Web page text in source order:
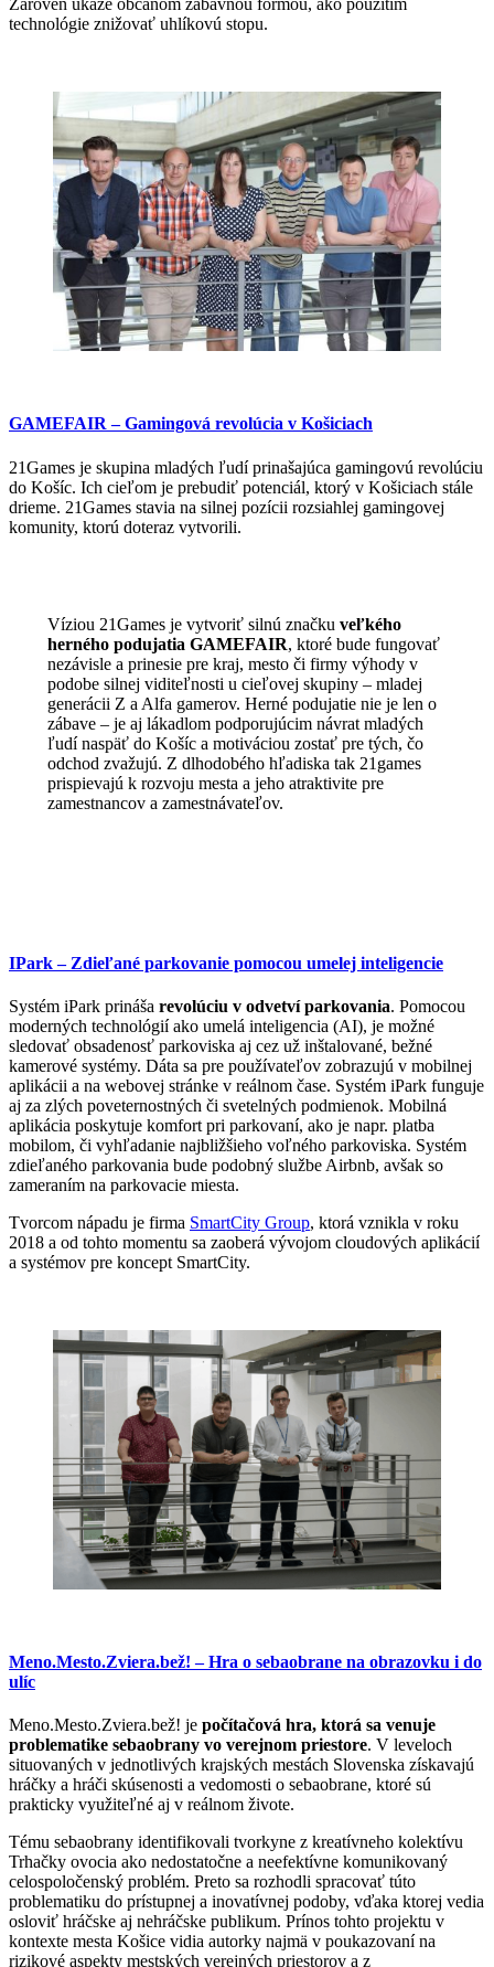
Zároveň ukáže občanom zábavnou formou, ako použitím
technológie znižovať uhlíkovú stopu.
GAMEFAIR – Gamingová revolúcia v Košiciach
21Games je skupina mladých ľudí prinašajúca gamingovú revolúciu
do Košíc. Ich cieľom je prebudiť potenciál, ktorý v Košiciach stále
drieme. 21Games stavia na silnej pozícii rozsiahlej gamingovej
komunity, ktorú doteraz vytvorili.
Víziou 21Games je vytvoriť silnú značku veľkého
herného podujatia GAMEFAIR, ktoré bude fungovať
nezávisle a prinesie pre kraj, mesto či firmy výhody v
podobe silnej viditeľnosti u cieľovej skupiny ‒ mladej
generácii Z a Alfa gamerov. Herné podujatie nie je len o
zábave – je aj lákadlom podporujúcim návrat mladých
ľudí naspäť do Košíc a motiváciou zostať pre tých, čo
odchod zvažujú. Z dlhodobého hľadiska tak 21games
prispievajú k rozvoju mesta a jeho atraktivite pre
zamestnancov a zamestnávateľov.
IPark – Zdieľané parkovanie pomocou umelej inteligencie
Systém iPark prináša revolúciu v odvetví parkovania. Pomocou
moderných technológií ako umelá inteligencia (AI), je možné
sledovať obsadenosť parkoviska aj cez už inštalované, bežné
kamerové systémy. Dáta sa pre používateľov zobrazujú v mobilnej
aplikácii a na webovej stránke v reálnom čase. Systém iPark funguje
aj za zlých poveternostných či svetelných podmienok. Mobilná
aplikácia poskytuje komfort pri parkovaní, ako je napr. platba
mobilom, či vyhľadanie najbližšieho voľného parkoviska. Systém
zdieľaného parkovania bude podobný službe Airbnb, avšak so
zameraním na parkovacie miesta.
Tvorcom nápadu je firma SmartCity Group, ktorá vznikla v roku
2018 a od tohto momentu sa zaoberá vývojom cloudových aplikácií
a systémov pre koncept SmartCity.
Meno.Mesto.Zviera.bež! – Hra o sebaobrane na obrazovku i do
ulíc
Meno.Mesto.Zviera.bež! je počítačová hra, ktorá sa venuje
problematike sebaobrany vo verejnom priestore. V leveloch
situovaných v jednotlivých krajských mestách Slovenska získavajú
hráčky a hráči skúsenosti a vedomosti o sebaobrane, ktoré sú
prakticky využiteľné aj v reálnom živote.
Tému sebaobrany identifikovali tvorkyne z kreatívneho kolektívu
Trhačky ovocia ako nedostatočne a neefektívne komunikovaný
celospoločenský problém. Preto sa rozhodli spracovať túto
problematiku do prístupnej a inovatívnej podoby, vďaka ktorej vedia
osloviť hráčske aj nehráčske publikum. Prínos tohto projektu v
kontexte mesta Košice vidia autorky najmä v poukazovaní na
rizikové aspekty mestských verejných priestorov a z